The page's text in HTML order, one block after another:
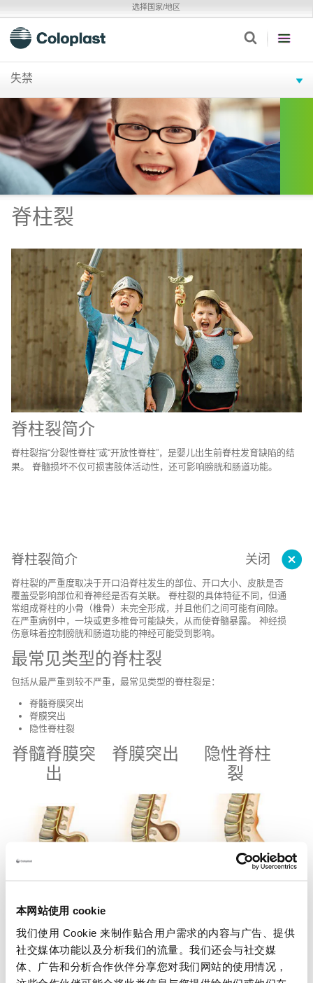
本网站使用 cookie
我们使用 Cookie 来制作贴合用户需求的内容与广告、提供
社交媒体功能以及分析我们的流量。我们还会与社交媒
体、广告和分析合作伙伴分享您对我们网站的使用情况，
选择国家/地区
失禁
脊柱裂
脊柱裂简介
脊柱裂指“分裂性脊柱”或“开放性脊柱”，是婴儿出生前脊柱发育缺陷的结
果。 脊髓损坏不仅可损害肢体活动性，还可影响膀胱和肠道功能。
关闭
脊柱裂简介
脊柱裂的严重度取决于开口沿脊柱发生的部位、开口大小、皮肤是否
覆盖受影响部位和脊神经是否有关联。 脊柱裂的具体特征不同，但通
常组成脊柱的小骨（椎骨）未完全形成，并且他们之间可能有间隙。
在严重病例中，一块或更多椎骨可能缺失，从而使脊髓暴露。 神经损
伤意味着控制膀胱和肠道功能的神经可能受到影响。
最常见类型的脊柱裂
包括从最严重到较不严重，最常见类型的脊柱裂是：
脊髓脊膜突出
脊膜突出
隐性脊柱裂
脊髓脊膜突
出
脊膜突出
隐性脊柱
裂
脊髓脊膜突出患者很
可能患有腿部瘫痪，
并且在 80% 病例中
患者很可能患有膀胱
和/或肠道功能失调。
它发生在受损脊髓和
脊膜突出指髓膜通过
脊柱上的开口以液囊
形式伸出，该液囊中
还充满脑脊髓液。 通
常而言，脊膜突出与
低于脊髓脊膜突出的
见；10 人中有 1 人
可能患有该疾病。 大
多数患者将没有任何
疾病症状。 但是，在
1000 例中约有 1 例